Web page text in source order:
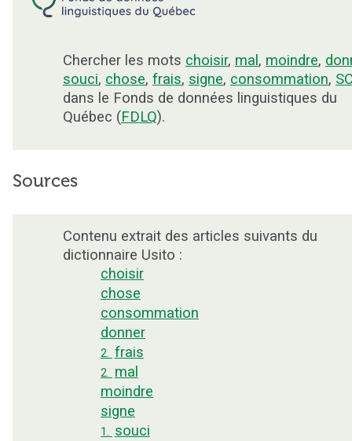
Chercher les mots choisir, mal , moindre,
souci, chose, frais, signe, consommation,
dans le Fonds de données linguistiques du
Québec (FDLQ).
Sources
Contenu extrait des articles suivants du
dictionnaire Usito :
choisir
chose
consommation
donner
2. frais
2. mal
moindre
signe
1. souci